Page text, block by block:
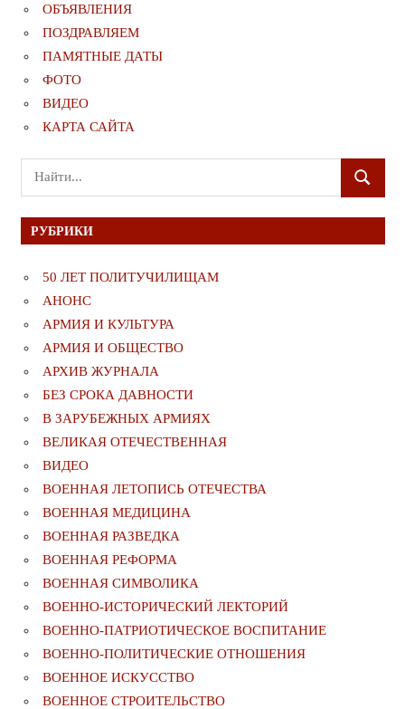
ОБЪЯВЛЕНИЯ
ПОЗДРАВЛЯЕМ
ПАМЯТНЫЕ ДАТЫ
ФОТО
ВИДЕО
КАРТА САЙТА
Поиск
для:
ПОИСК
РУБРИКИ
50 ЛЕТ ПОЛИТУЧИЛИЩАМ
АНОНС
АРМИЯ И КУЛЬТУРА
АРМИЯ И ОБЩЕСТВО
АРХИВ ЖУРНАЛА
БЕЗ СРОКА ДАВНОСТИ
В ЗАРУБЕЖНЫХ АРМИЯХ
ВЕЛИКАЯ ОТЕЧЕСТВЕННАЯ
ВИДЕО
ВОЕННАЯ ЛЕТОПИСЬ ОТЕЧЕСТВА
ВОЕННАЯ МЕДИЦИНА
ВОЕННАЯ РАЗВЕДКА
ВОЕННАЯ РЕФОРМА
ВОЕННАЯ СИМВОЛИКА
ВОЕННО-ИСТОРИЧЕСКИЙ ЛЕКТОРИЙ
ВОЕННО-ПАТРИОТИЧЕСКОЕ ВОСПИТАНИЕ
ВОЕННО-ПОЛИТИЧЕСКИE ОТНОШЕНИЯ
ВОЕННОЕ ИСКУССТВО
ВОЕННОЕ СТРОИТЕЛЬСТВО